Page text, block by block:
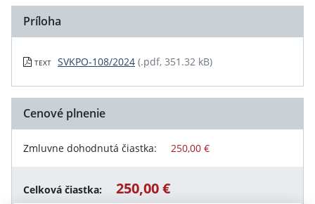
Príloha
TEXT SVKPO-108/2024 (.pdf, 351.32 kB)
Cenové plnenie
Zmluvne dohodnutá čiastka: 250,00 €
Celková čiastka: 250,00 €